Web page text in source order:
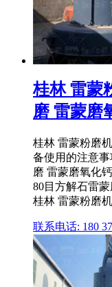
桂林 雷蒙
磨 雷蒙磨
桂林 雷蒙粉磨
备使用的注意
磨 雷蒙磨氧化
80目方解石雷
桂林 雷蒙粉磨
联系电话: 180